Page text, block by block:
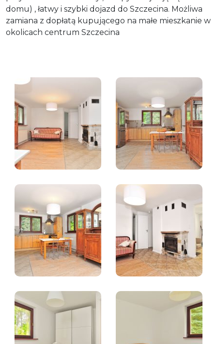
domu) , łatwy i szybki dojazd do Szczecina. Możliwa
zamiana z dopłatą kupującego na małe mieszkanie w
okolicach centrum Szczecina